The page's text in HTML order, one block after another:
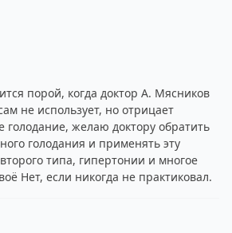
порой, когда доктор А. Мясников
не использует, но отрицает
голодание, желаю доктору обратить
голодания и применять эту
типа, гипертонии и многое
Нет, если никогда не практиковал.